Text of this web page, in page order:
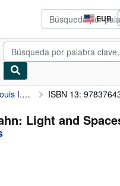
principal
EUR
de
compra
del
pedidos
Light and Spaces ISBN 13:
Light and